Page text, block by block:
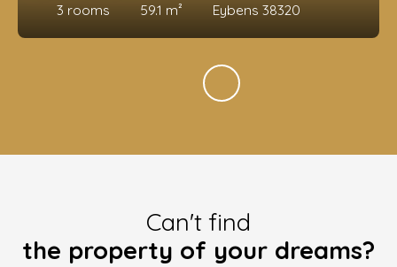
3 rooms 59.1 m² Eybens 38320
Can't find
the property of your dreams?